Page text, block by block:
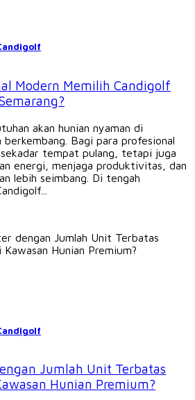
Modern Memilih Candigolf
akan hunian nyaman di
berkembang. Bagi para profesional
tempat pulang, tetapi juga
energi, menjaga produktivitas, dan
lebih seimbang. Di tengah
Jumlah Unit Terbatas
Hunian Premium?